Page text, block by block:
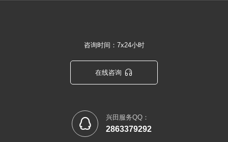
咨询时间：7x24小时
在线咨询 
 兴田服务QQ：
2863379292